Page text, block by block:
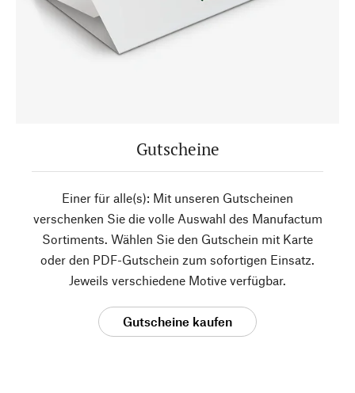
Gutscheine
Einer für alle(s): Mit unseren Gutscheinen
verschenken Sie die volle Auswahl des Manufactum
Sortiments. Wählen Sie den Gutschein mit Karte
oder den PDF-Gutschein zum sofortigen Einsatz.
Jeweils verschiedene Motive verfügbar.
Gutscheine kaufen